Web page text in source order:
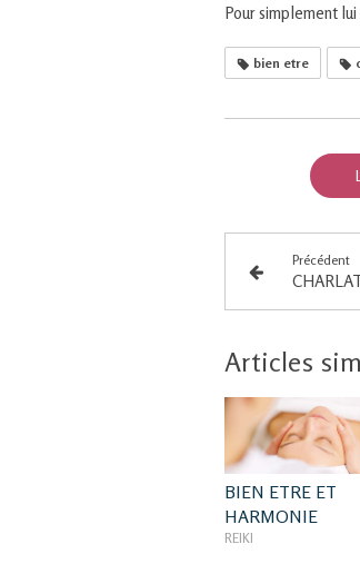
Pour simplement
bien etre
Précédent
Articles
BIEN ETRE ET
HARMONIE
REIKI